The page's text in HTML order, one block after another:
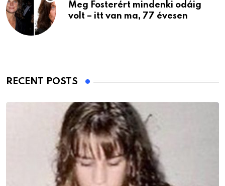
Meg Fosterért mindenki odáig
volt – itt van ma, 77 évesen
RECENT POSTS